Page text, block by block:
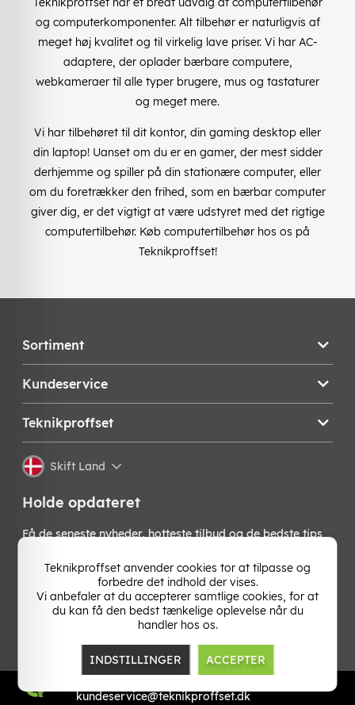
og computerkomponenter. Alt tilbehør er naturligvis af
meget høj kvalitet og til virkelig lave priser. Vi har AC-
adaptere, der oplader bærbare computere,
webkameraer til alle typer brugere, mus og tastaturer
og meget mere.
Vi har tilbehøret til dit kontor, din gaming desktop eller
din laptop! Uanset om du er en gamer, der mest sidder
derhjemme og spiller på din stationære computer, eller
om du foretrækker den frihed, som en bærbar computer
giver dig, er det vigtigt at være udstyret med det rigtige
computertilbehør. Køb computertilbehør hos os på
Teknikproffset!
Sortiment
Kundeservice
Teknikproffset
Skift Land
Holde opdateret
Få de seneste nyheder, hotteste tilbud og de bedste tips
nyhedsbrev!
OK
kundeservice@teknikproffset.dk
Teknikproffset anvender cookies tor at tilpasse og
forbedre det indhold der vises.
Vi anbefaler at du accepterer samtlige cookies, for at
du kan få den bedst tænkelige oplevelse når du
handler hos os.
INDSTILLINGER ACCEPTER